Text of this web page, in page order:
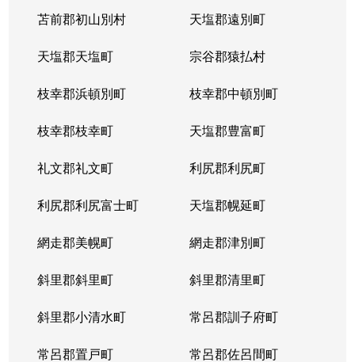
苫前郡初山別村 天塩郡遠別町
天塩郡天塩町 宗谷郡猿払村
枝幸郡浜頓別町 枝幸郡中頓別町
枝幸郡枝幸町 天塩郡豊富町
礼文郡礼文町 利尻郡利尻町
利尻郡利尻富士町 天塩郡幌延町
網走郡美幌町 網走郡津別町
斜里郡斜里町 斜里郡清里町
斜里郡小清水町 常呂郡訓子府町
常呂郡置戸町 常呂郡佐呂間町